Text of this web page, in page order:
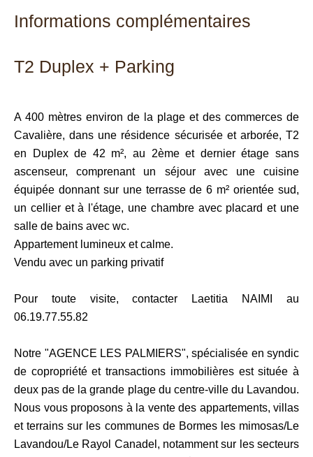
Informations complémentaires
T2 Duplex + Parking
A 400 mètres environ de la plage et des commerces de
Cavalière, dans une résidence sécurisée et arborée, T2
en Duplex de 42 m², au 2ème et dernier étage sans
ascenseur, comprenant un séjour avec une cuisine
équipée donnant sur une terrasse de 6 m² orientée sud,
un cellier et à l'étage, une chambre avec placard et une
salle de bains avec wc.
Appartement lumineux et calme.
Vendu avec un parking privatif
Pour toute visite, contacter Laetitia NAIMI au
06.19.77.55.82
Notre "AGENCE LES PALMIERS", spécialisée en syndic
de copropriété et transactions immobilières est située à
deux pas de la grande plage du centre-ville du Lavandou.
Nous vous proposons à la vente des appartements, villas
et terrains sur les communes de Bormes les mimosas/Le
Lavandou/Le Rayol Canadel, notamment sur les secteurs